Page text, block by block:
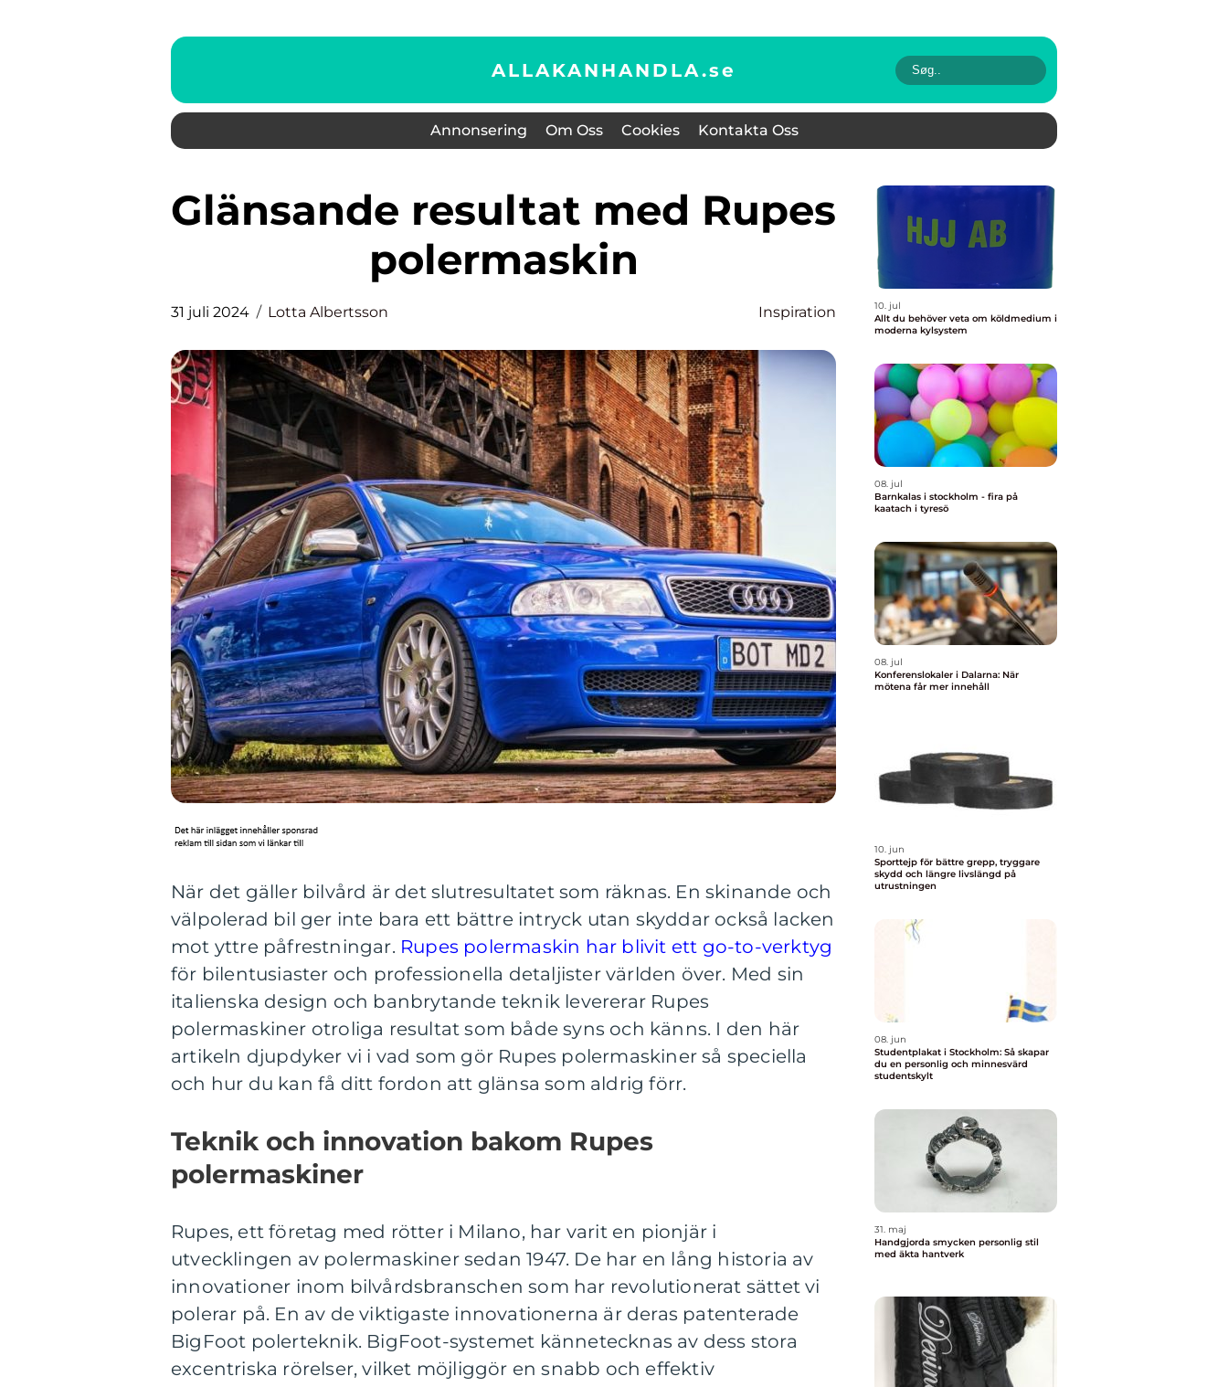
ALLAKANHANDLA.se
Annonsering Om Oss Cookies Kontakta Oss
Glänsande resultat med Rupes
polermaskin
31 juli 2024 Lotta Albertsson Inspiration
När det gäller bilvård är det slutresultatet som räknas. En skinande och
välpolerad bil ger inte bara ett bättre intryck utan skyddar också lacken
mot yttre påfrestningar. Rupes polermaskin har blivit ett go-to-verktyg
för bilentusiaster och professionella detaljister världen över. Med sin
italienska design och banbrytande teknik levererar Rupes
polermaskiner otroliga resultat som både syns och känns. I den här
artikeln djupdyker vi i vad som gör Rupes polermaskiner så speciella
och hur du kan få ditt fordon att glänsa som aldrig förr.
Teknik och innovation bakom Rupes
polermaskiner
Rupes, ett företag med rötter i Milano, har varit en pionjär i
utvecklingen av polermaskiner sedan 1947. De har en lång historia av
innovationer inom bilvårdsbranschen som har revolutionerat sättet vi
polerar på. En av de viktigaste innovationerna är deras patenterade
BigFoot polerteknik. BigFoot-systemet kännetecknas av dess stora
excentriska rörelser, vilket möjliggör en snabb och effektiv
10. jul
Allt du behöver veta om köldmedium i
moderna kylsystem
08. jul
Barnkalas i stockholm - fira på
kaatach i tyresö
08. jul
Konferenslokaler i Dalarna: När
mötena får mer innehåll
10. jun
Sporttejp för bättre grepp, tryggare
skydd och längre livslängd på
utrustningen
08. jun
Studentplakat i Stockholm: Så skapar
du en personlig och minnesvärd
studentskylt
31. maj
Handgjorda smycken personlig stil
med äkta hantverk